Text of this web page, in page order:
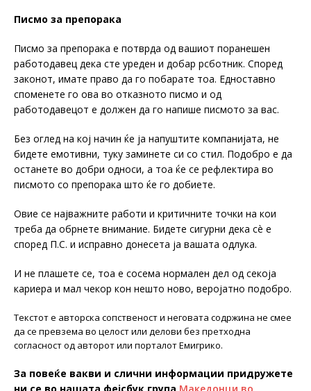
Писмо за препорака
Писмо за препорака е потврда од вашиот поранешен
работодавец дека сте уреден и добар рсботник. Според
законот, имате право да го побарате тоа. Едноставно
споменете го ова во отказното писмо и од
работодавецот е должен да го напише писмото за вас.
Без оглед на кој начин ќе ја напуштите компанијата, не
бидете емотивни, туку заминете си со стил. Подобро е да
останете во добри односи, а тоа ќе се рефлектира во
писмото со препорака што ќе го добиете.
Овие се најважните работи и критичните точки на кои
треба да обрнете внимание. Бидете сигурни дека сè е
според П.С. и исправно донесета ја вашата одлука.
И не плашете се, тоа е сосема нормален дел од секоја
кариера и мал чекор кон нешто ново, веројатно подобро.
Текстот е авторска сопственост и неговата содржина не смее
да се превзема во целост или делови без претходна
согласност од авторот или порталот Емигрико.
За повеќе вакви и слични информации придружете